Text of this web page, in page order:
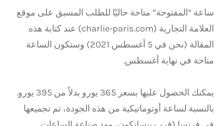
ساعة “المفتوحة” متاحة حاليًا للطلب المسبق على موقع
العلامة التجارية (charlie-paris.com) عند كتابة هذه
المقالة (نحن في 5 أغسطس 2021) وستكون الساعة
متاحة في نهاية أغسطس.
يمكنك الحصول عليها بسعر 365 يورو بدلاً من 395 يورو.
بالنسبة لساعة أوتوماتيكية من هذه الجودة، تم تجميعها